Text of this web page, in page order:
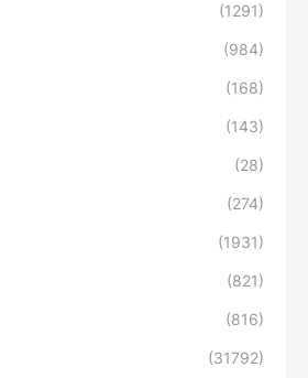
(1291)
(984)
(168)
(143)
(28)
(274)
(1931)
(821)
(816)
(31792)